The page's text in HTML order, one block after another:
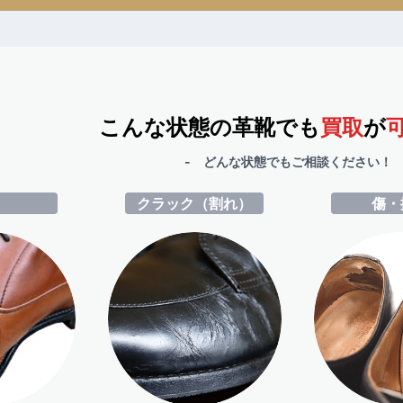
こんな状態の革靴でも買取が
- どんな状態でもご相談ください
クラック（割れ） 傷